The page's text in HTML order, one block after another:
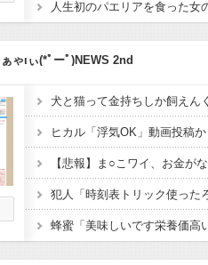
ぁゃιぃ(*ﾟーﾟ)NEWS 2nd
犬と猫って金持ちしか飼えん
【悲報】ま○こワイ、お金が